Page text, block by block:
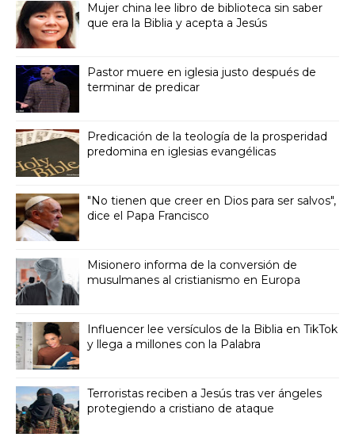
Mujer china lee libro de biblioteca sin saber
que era la Biblia y acepta a Jesús
Pastor muere en iglesia justo después de
terminar de predicar
Predicación de la teología de la prosperidad
predomina en iglesias evangélicas
"No tienen que creer en Dios para ser salvos",
dice el Papa Francisco
Misionero informa de la conversión de
musulmanes al cristianismo en Europa
Influencer lee versículos de la Biblia en TikTok
y llega a millones con la Palabra
Terroristas reciben a Jesús tras ver ángeles
protegiendo a cristiano de ataque